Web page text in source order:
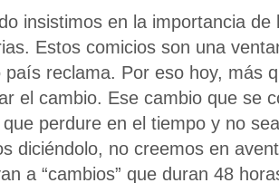
insistimos en la importancia de
Estos comicios son una
país reclama. Por eso hoy, más
el cambio. Ese cambio que se
perdure en el tiempo y no
diciéndolo, no creemos en
a “cambios” que duran 48